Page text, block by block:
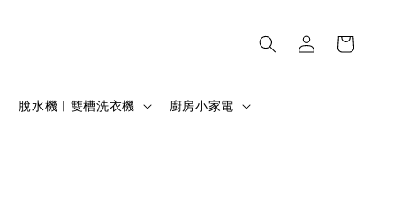
脫水機︱雙槽洗衣機 廚房小家電